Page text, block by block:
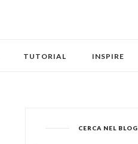
TUTORIAL INSPIRE
CERCA NEL BLOG